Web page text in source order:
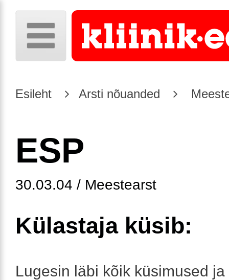
Esileht Arsti nõuanded
ESP
30.03.04 / Meestearst
Külastaja küsib:
Lugesin läbi kõik küsimused